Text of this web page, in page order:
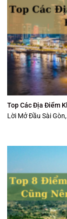
Top Các Địa Điểm
Lời Mở Đầu Sài